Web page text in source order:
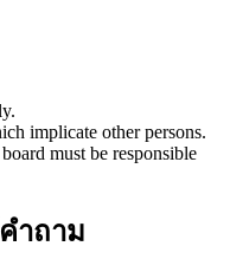
implicate other persons.
must be responsible
ำถาม